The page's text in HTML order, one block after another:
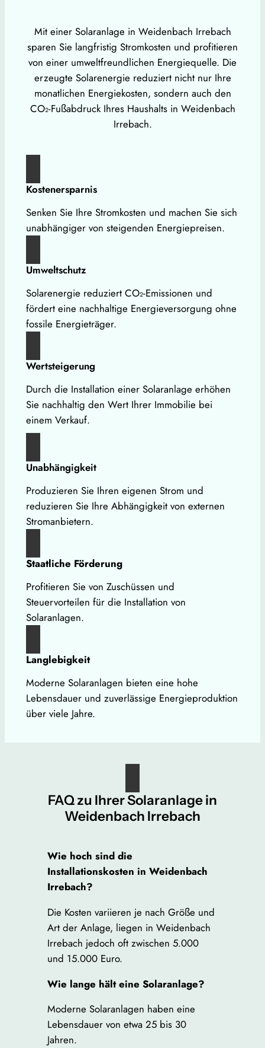
Mit einer Solaranlage in Weidenbach Irrebach
sparen Sie langfristig Stromkosten und profitieren
von einer umweltfreundlichen Energiequelle. Die
erzeugte Solarenergie reduziert nicht nur Ihre
monatlichen Energiekosten, sondern auch den
CO₂-Fußabdruck Ihres Haushalts in Weidenbach
Irrebach.
Kostenersparnis
Senken Sie Ihre Stromkosten und machen Sie sich
unabhängiger von steigenden Energiepreisen.
Umweltschutz
Solarenergie reduziert CO₂-Emissionen und
fördert eine nachhaltige Energieversorgung ohne
fossile Energieträger.
Wertsteigerung
Durch die Installation einer Solaranlage erhöhen
Sie nachhaltig den Wert Ihrer Immobilie bei
einem Verkauf.
Unabhängigkeit
Produzieren Sie Ihren eigenen Strom und
reduzieren Sie Ihre Abhängigkeit von externen
Stromanbietern.
Staatliche Förderung
Profitieren Sie von Zuschüssen und
Steuervorteilen für die Installation von
Solaranlagen.
Langlebigkeit
Moderne Solaranlagen bieten eine hohe
Lebensdauer und zuverlässige Energieproduktion
über viele Jahre.
FAQ zu Ihrer Solaranlage in
Weidenbach Irrebach
Wie hoch sind die
Installationskosten in Weidenbach
Irrebach?
Die Kosten variieren je nach Größe und
Art der Anlage, liegen in Weidenbach
Irrebach jedoch oft zwischen 5.000
und 15.000 Euro.
Wie lange hält eine Solaranlage?
Moderne Solaranlagen haben eine
Lebensdauer von etwa 25 bis 30
Jahren.